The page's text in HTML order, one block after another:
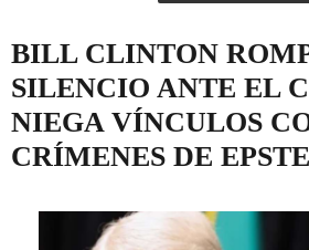
BILL CLINTON
SILENCIO ANTE EL
NIEGA VÍNCULOS
CRÍMENES DE